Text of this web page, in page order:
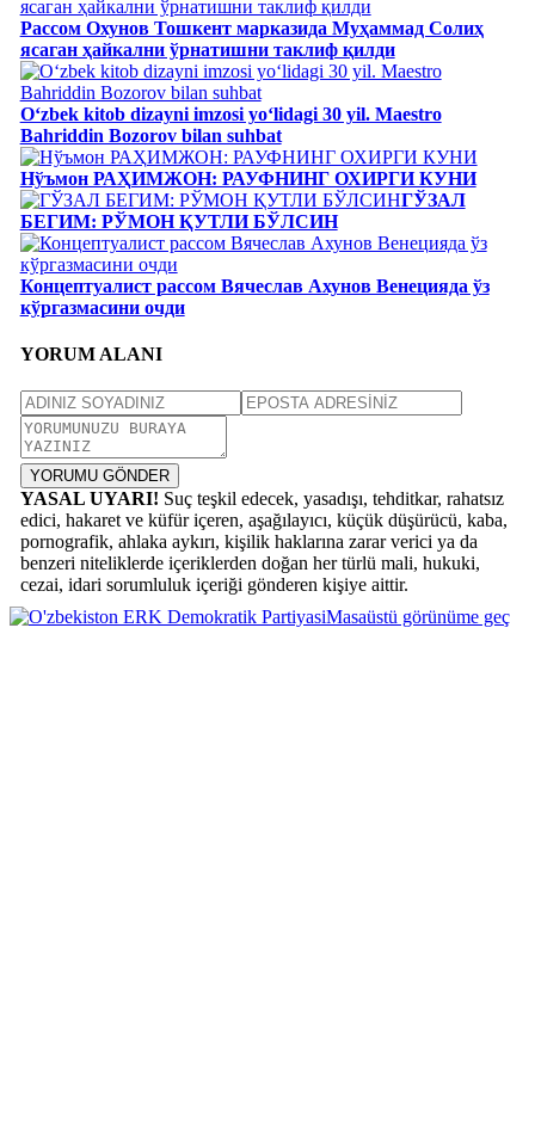
Рассом Охунов Тошкент марказида Муҳаммад Солиҳ
яcаган ҳайкални ўрнатишни таклиф қилди
Oʻzbek kitob dizayni imzosi yoʻlidagi 30 yil. Maestro
Bahriddin Bozorov bilan suhbat
Нўъмон РАҲИМЖОН: РАУФНИНГ ОХИРГИ КУНИ
ГЎЗАЛ
БЕГИМ: РЎМОН ҚУТЛИ БЎЛСИН
Концептуалист рассом Вячеслав Ахунов Венецияда ўз
кўргазмасини очди
YORUM ALANI
YORUMU GÖNDER
YASAL UYARI! Suç teşkil edecek, yasadışı, tehditkar, rahatsız
edici, hakaret ve küfür içeren, aşağılayıcı, küçük düşürücü, kaba,
pornografik, ahlaka aykırı, kişilik haklarına zarar verici ya da
benzeri niteliklerde içeriklerden doğan her türlü mali, hukuki,
cezai, idari sorumluluk içeriği gönderen kişiye aittir.
Masaüstü görünüme geç